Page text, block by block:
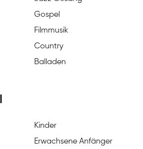
Gospel
Filmmusik
Country
Balladen
Kinder
Erwachsene Anfänger